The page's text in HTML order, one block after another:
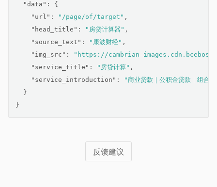
"data" : {
"url" : "/page/of/target" ,
"head_title" : "房贷计算器" ,
"source_text" : "康波财经" ,
"img_src" :
"https://cambrian-
"service_title" : "房贷计算" ,
"service_introduction" :
"商业贷款｜公积金贷款｜组合
  }
}
反馈建议